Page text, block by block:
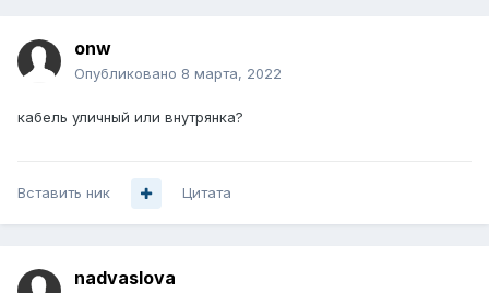
onw
Опубликовано 8 марта, 2022
кабель уличный или внутрянка?
Вставить ник Цитата
nadvaslova